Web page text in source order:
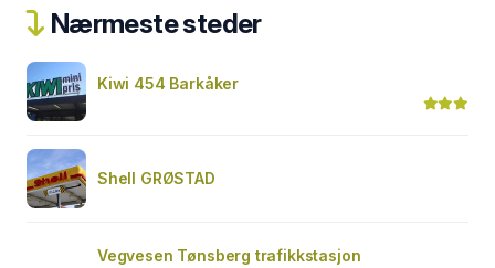
Nærmeste steder
Kiwi 454 Barkåker
Shell GRØSTAD
Vegvesen Tønsberg trafikkstasjon